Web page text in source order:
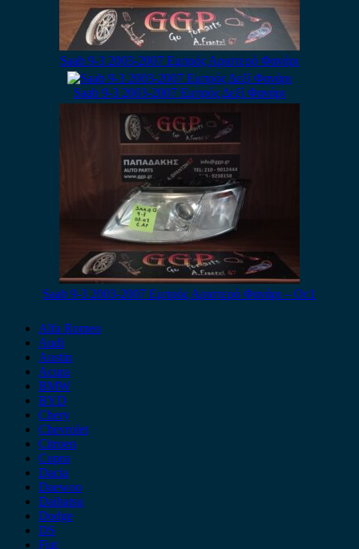
Saab 9-3 2003-2007 Εμπρός Αριστερό Φανάρι
Saab 9-3 2003-2007 Εμπρός Δεξί Φανάρι
Saab 9-3 2003-2007 Εμπρός Αριστερό Φανάρι – Οc1
Alfa Romeo
Audi
Austin
Acura
BMW
BYD
Chery
Chevrolet
Citroen
Cupra
Dacia
Daewoo
Daihatsu
Dodge
DS
Fiat